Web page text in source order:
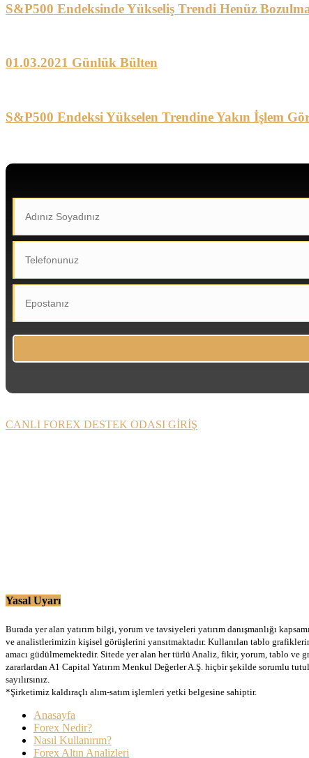
S&P500 Endeksinde Yükseliş Trendi Henüz
01.03.2021 Günlük Bülten
S&P500 Endeksi Yükselen Trendine Yakın İşlem
CANLI FOREX DESTEK ODASI GİRİŞ
Yasal Uyarı
Burada yer alan yatırım bilgi, yorum ve tavsiyeleri yatırım danışmanlığı
ve analistlerimizin kişisel görüşlerini yansıtmaktadır. Kullanılan tablo
amacı güdülmemektedir. Sitede yer alan her türlü Analiz, fikir, yorum, tablo
zararlardan A1 Capital Yatırım Menkul Değerler A.Ş. hiçbir şekilde sorumlu
sayılırsınız.
*Şirketimiz kaldıraçlı alım-satım işlemleri yetki belgesine sahiptir.
Anasayfa
Forex Nedir?
Nasıl Kullanırım?
Forex Altın Analizleri